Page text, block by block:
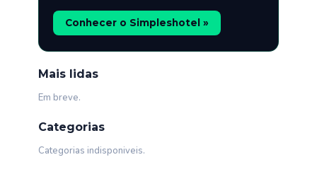
Conhecer o Simpleshotel »
Mais lidas
Em breve.
Categorias
Categorias indisponiveis.